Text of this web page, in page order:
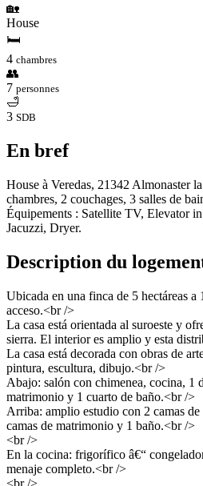
🏡
House
🛏
4 chambres
👥
7 personnes
🛁
3 SDB
En bref
House à Veredas, 21342 Almonaster
chambres, 2 couchages, 3 salles de
Équipements : Satellite TV, Elevator
Jacuzzi, Dryer.
Description du
Ubicada en una finca de 5 hectáreas
acceso.<br />
La casa está orientada al suroeste y
sierra. El interior es amplio y esta
La casa está decorada con obras de
pintura, escultura, dibujo.<br />
Abajo: salón con chimenea, cocina, 1
matrimonio y 1 cuarto de baño.<br />
Arriba: amplio estudio con 2 camas
camas de matrimonio y 1 baño.<br />
<br />
En la cocina: frigorífico â€“
menaje completo.<br />
<br />